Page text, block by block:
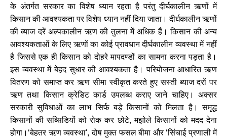
के अंतर्गत सरकार का विशेष ध्यान रहता है परंतु दीर्घकालीन ऋणों में
किसान की आवश्यकता पर विशेष ध्यान नहीं दिया जाता। दीर्घकालीन ऋणों
की ब्याज दरें अल्पकालीन ऋण की तुलना में अधिक हैं। किसान की अन्य
आवश्यकताओं के लिए ऋणों का कोई प्रावधान दीर्घकालीन व्यवस्था में नहीं
है जिससे एक ही किसान को दोहरे मापदण्डों का सामना करना पड़ता है।
इस व्यवस्था में बेहद सुधार की आवश्यकता है। परियोजना आधारित ऋण
वितरण को समाप्त कर ऋण सीमा स्वीकृत करते हुए सस्ती ब्याज दरों पर
ऋण तथा किसान क्रेडिट कार्ड उपलब्ध कराए जाने चाहिए। अक्सर
सरकारी सुविधाओं का लाभ सिर्फ बड़े किसानों को मिलता है। समृद्ध
किसानों की सब्सिडियों को रोक कर छोटे,मझोले किसानों को मदद देना
होगा। ‘बेहतर ऋण व्यवस्था',दोष मुक्त फसल बीमा और ‘सिंचाई प्रणाली में